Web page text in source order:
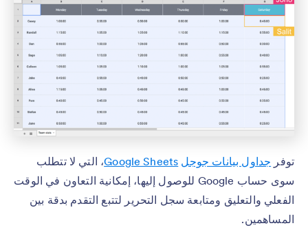
توفر جداول بيانات جوجل Google Sheets، التي لا تتطلب
سوى حساب Google للوصول إليها، إمكانية التعاون في الوقت
الفعلي والتعليق ومتابعة سجل التحرير لتتبع التقدم بدقة بين
المساهمين.